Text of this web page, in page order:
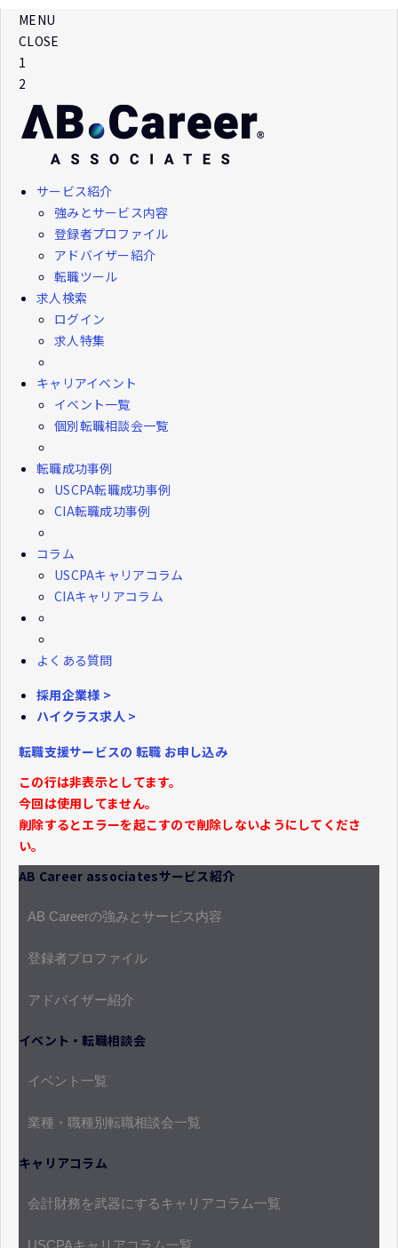
MENU
CLOSE
1
2
サービス紹介
強みとサービス内容
登録者プロファイル
アドバイザー紹介
転職ツール
求人検索
ログイン
求人特集
キャリアイベント
イベント一覧
個別転職相談会一覧
転職成功事例
USCPA転職成功事例
CIA転職成功事例
コラム
USCPAキャリアコラム
CIAキャリアコラム
よくある質問
採用企業様 >
ハイクラス求人 >
転職支援サービスの 転職 お申し込み
この行は非表示としてます。
今回は使用してません。
削除するとエラーを起こすので削除しないようにしてくださ
い。
AB Career associatesサービス紹介
AB Careerの強みとサービス内容
登録者プロファイル
アドバイザー紹介
イベント・転職相談会
イベント一覧
業種・職種別転職相談会一覧
キャリアコラム
会計財務を武器にするキャリアコラム一覧
USCPAキャリアコラム一覧